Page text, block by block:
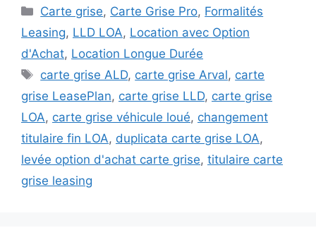
Catégories
Carte grise, Carte Grise Pro, Formalités
Leasing, LLD LOA, Location avec Option
d'Achat, Location Longue Durée
Étiquettes
carte grise ALD, carte grise Arval, carte
grise LeasePlan, carte grise LLD, carte grise
LOA, carte grise véhicule loué, changement
titulaire fin LOA, duplicata carte grise LOA,
levée option d'achat carte grise, titulaire carte
grise leasing